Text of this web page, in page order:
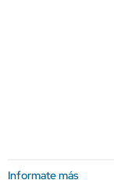
Informate más